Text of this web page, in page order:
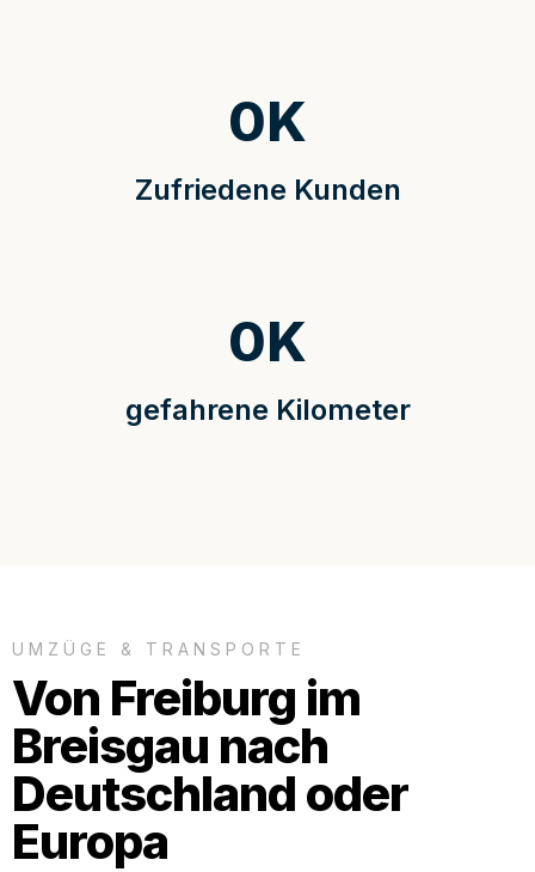
Zufriedene Kunden
0K
gefahrene Kilometer
0K
UMZÜGE & TRANSPORTE
Von Freiburg im
Breisgau nach
Deutschland oder
Europa